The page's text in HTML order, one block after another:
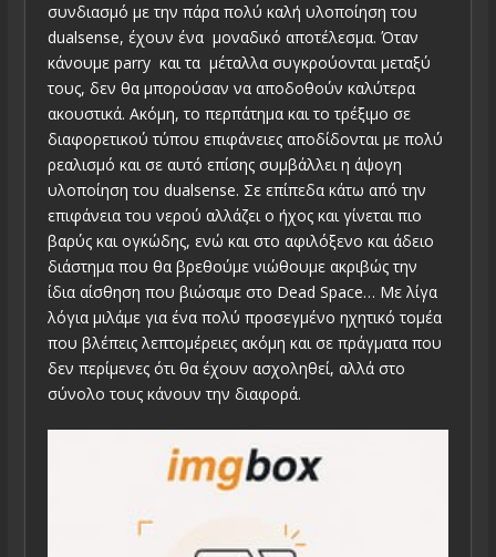
συνδιασμό με την πάρα πολύ καλή υλοποίηση του
dualsense, έχουν ένα μοναδικό αποτέλεσμα. Όταν
κάνουμε parry και τα μέταλλα συγκρούονται μεταξύ
τους, δεν θα μπορούσαν να αποδοθούν καλύτερα
ακουστικά. Ακόμη, το περπάτημα και το τρέξιμο σε
διαφορετικού τύπου επιφάνειες αποδίδονται με πολύ
ρεαλισμό και σε αυτό επίσης συμβάλλει η άψογη
υλοποίηση του dualsense. Σε επίπεδα κάτω από την
επιφάνεια του νερού αλλάζει ο ήχος και γίνεται πιο
βαρύς και ογκώδης, ενώ και στο αφιλόξενο και άδειο
διάστημα που θα βρεθούμε νιώθουμε ακριβώς την
ίδια αίσθηση που βιώσαμε στο Dead Space… Με λίγα
λόγια μιλάμε για ένα πολύ προσεγμένο ηχητικό τομέα
που βλέπεις λεπτομέρειες ακόμη και σε πράγματα που
δεν περίμενες ότι θα έχουν ασχοληθεί, αλλά στο
σύνολο τους κάνουν την διαφορά.